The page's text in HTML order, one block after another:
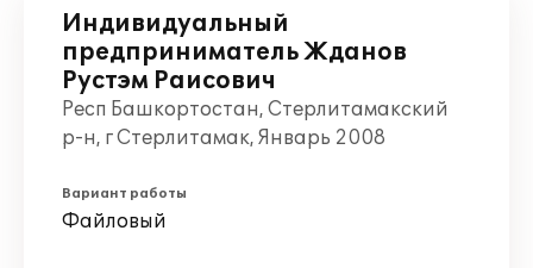
Индивидуальный
предприниматель Жданов
Рустэм Раисович
Респ Башкортостан, Стерлитамакский
р-н, г Стерлитамак, Январь 2008
Вариант работы
Файловый